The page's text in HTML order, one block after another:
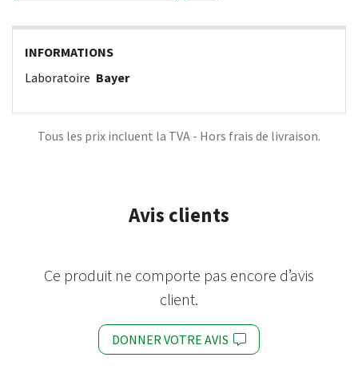
INFORMATIONS
Laboratoire Bayer
Tous les prix incluent la TVA - Hors frais de livraison.
Avis clients
Ce produit ne comporte pas encore d’avis
client.
DONNER VOTRE AVIS